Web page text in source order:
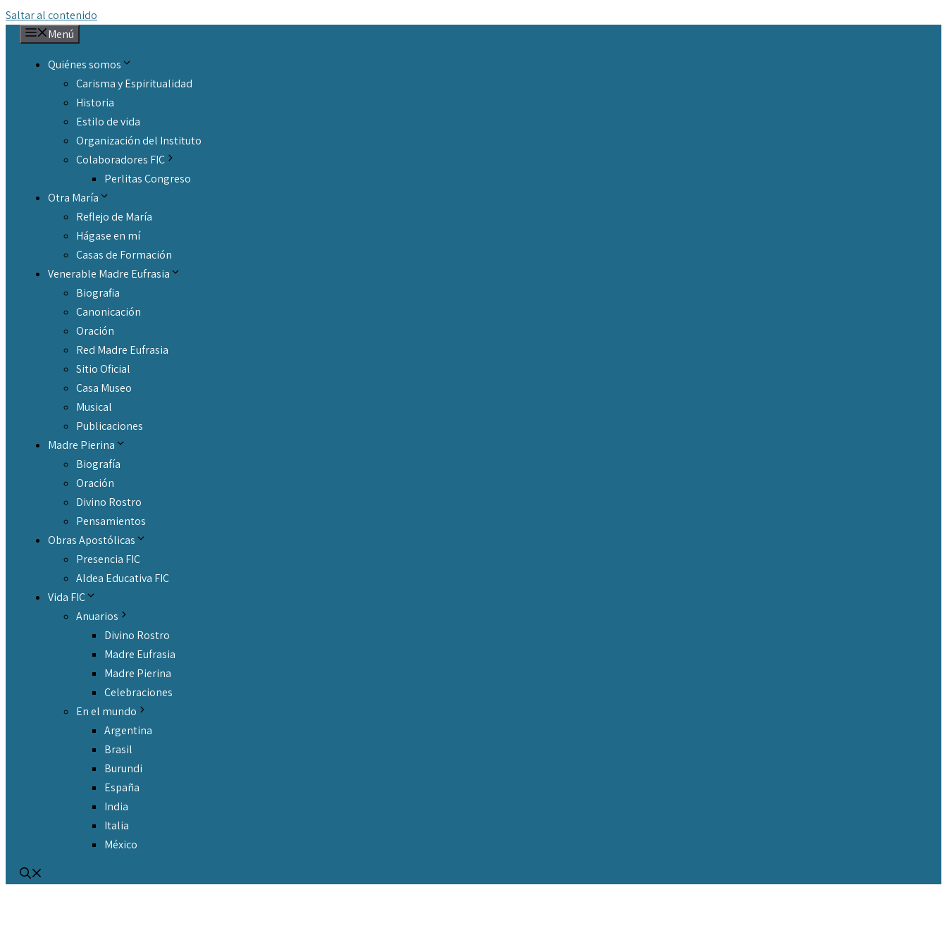
Saltar al contenido
Menú
Quiénes somos
Carisma y Espiritualidad
Historia
Estilo de vida
Organización del Instituto
Colaboradores FIC
Perlitas Congreso
Otra María
Reflejo de María
Hágase en mí
Casas de Formación
Venerable Madre Eufrasia
Biografia
Canonicación
Oración
Red Madre Eufrasia
Sitio Oficial
Casa Museo
Musical
Publicaciones
Madre Pierina
Biografía
Oración
Divino Rostro
Pensamientos
Obras Apostólicas
Presencia FIC
Aldea Educativa FIC
Vida FIC
Anuarios
Divino Rostro
Madre Eufrasia
Madre Pierina
Celebraciones
En el mundo
Argentina
Brasil
Burundi
España
India
Italia
México